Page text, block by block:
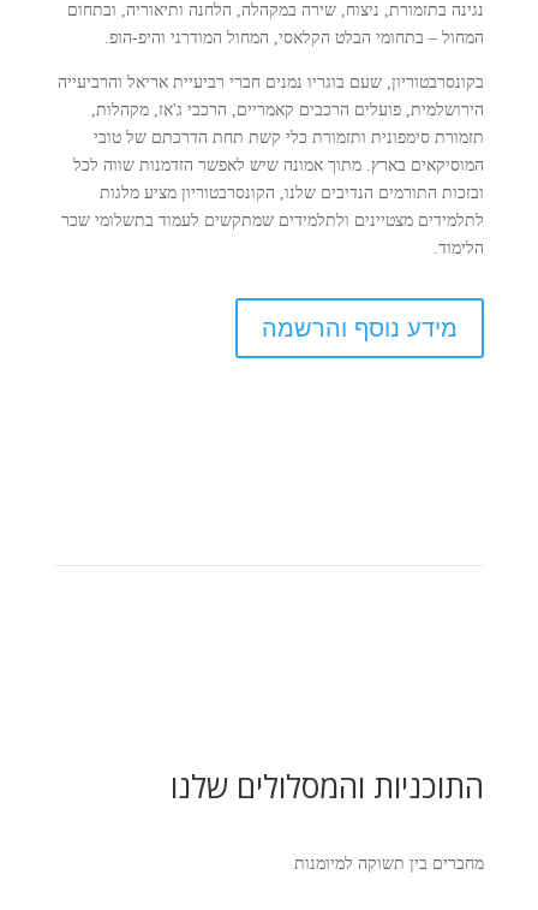
נגינה בתזמורת, ניצוח, שירה במקהלה, הלחנה ותיאוריה, ובתחום
המחול – בתחומי הבלט הקלאסי, המחול המודרני והיפ-הופ.
בקונסרבטוריון, שעם בוגריו נמנים חברי רביעיית אריאל והרביעייה
הירושלמית, פועלים הרכבים קאמריים, הרכבי ג'אז, מקהלות,
תזמורת סימפונית ותזמורת כלי קשת תחת הדרכתם של טובי
המוסיקאים בארץ. מתוך אמונה שיש לאפשר הזדמנות שווה לכל
ובזכות התורמים הנדיבים שלנו, הקונסרבטוריון מציע מלגות
לתלמידים מצטיינים ולתלמידים שמתקשים לעמוד בתשלומי שכר
הלימוד.
מידע נוסף והרשמה
התוכניות והמסלולים שלנו
מחברים בין תשוקה למיומנות